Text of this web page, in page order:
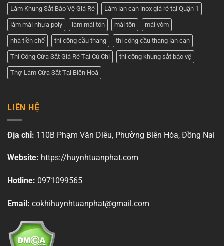
Làm Khung Sắt Bảo Vệ Giá Rẻ Làm lan can inox giá rẻ tại Quận 1
làm mái nhựa poly làm mái tôn mái tôn mái vòm
nhà tiền chế thi công cầu thang thi công cầu thang lan can
Thi Công Cửa Sắt Giá Rẻ Tại Củ Chi thi công khung sắt bảo vệ
Thợ Làm Cửa Sắt Tại Biên Hoà
LIÊN HỆ
Địa chỉ: 110B Phạm Văn Diêu, Phường Biên Hòa, Đồng Nai
Website: https://huynhtuanphat.com
Hotline: 0971099565
Email: cokhihuynhtuanphat@gmail.com